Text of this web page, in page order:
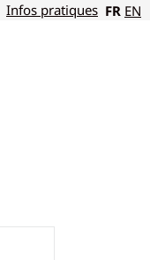
Infos pratiques FR EN